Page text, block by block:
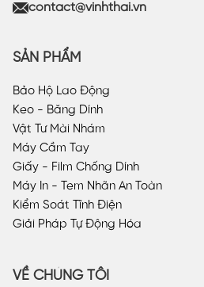
contact@vinhthai.vn
SẢN PHẨM
Bảo Hộ Lao Động
Keo - Băng Dính
Vật Tư Mài Nhám
Máy Cầm Tay
Giấy - Film Chống Dính
Máy In - Tem Nhãn An Toàn
Kiểm Soát Tĩnh Điện
Giải Pháp Tự Động Hóa
VỀ CHÚNG TÔI